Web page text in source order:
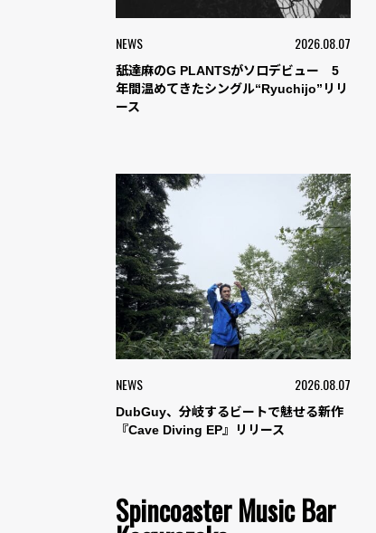
NEWS 2026.08.07
舐達麻のG PLANTSがソロデビュー 5
年間温めてきたシングル“Ryuchijo”リリ
ース
NEWS 2026.08.07
DubGuy、分岐するビートで魅せる新作
『Cave Diving EP』リリース
Spincoaster Music Bar